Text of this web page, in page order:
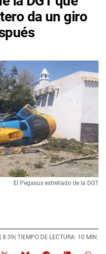
da un giro
El Pegasus estrellado de la DGT
8:39| TIEMPO DE LECTURA: 10 MIN.